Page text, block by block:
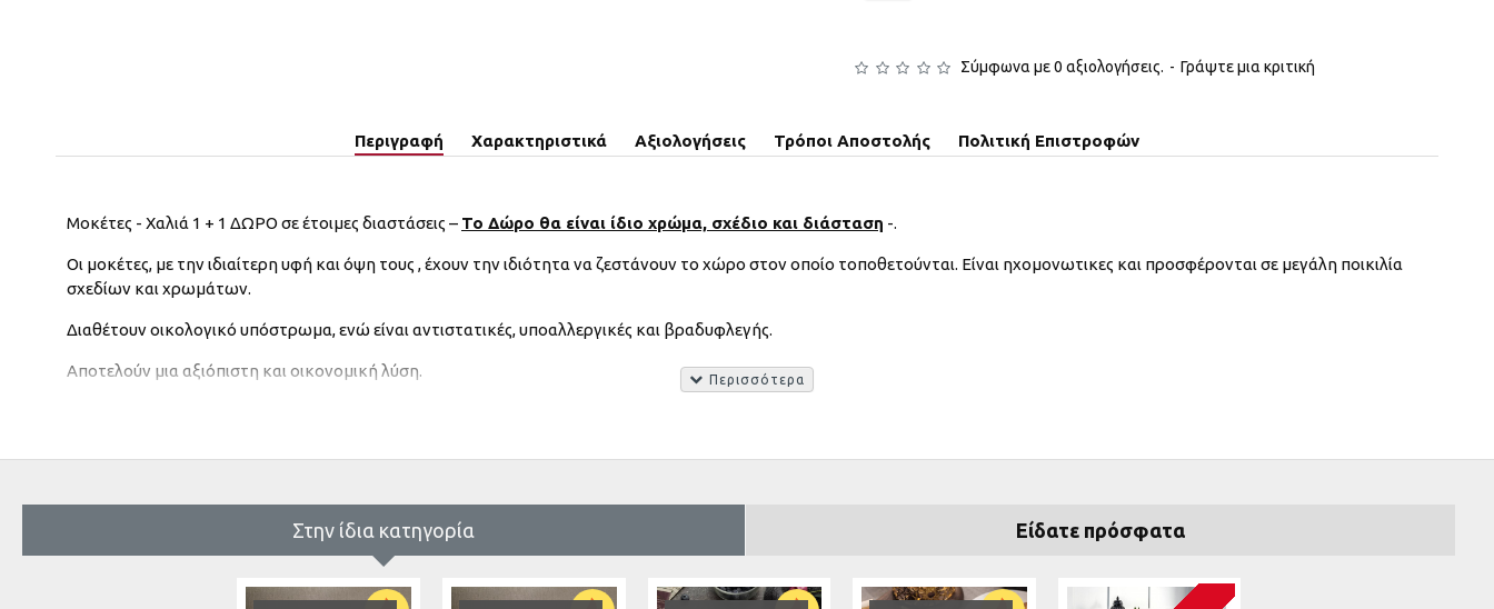
Σύμφωνα με 0 αξιολογήσεις. - Γράψτε μια κριτική
Περιγραφή Χαρακτηριστικά Αξιολογήσεις Τρόποι Αποστολής Πολιτική Επιστροφών
Μοκέτες - Χαλιά 1 + 1 ΔΩΡΟ σε έτοιμες διαστάσεις – Το Δώρο θα είναι ίδιο χρώμα, σχέδιο και διάσταση -.
Οι μοκέτες, με την ιδιαίτερη υφή και όψη τους , έχουν την ιδιότητα να ζεστάνουν το χώρο στον οποίο τοποθετούνται. Είναι ηχομονωτικες και προσφέρονται σε μεγάλη ποικιλία
σχεδίων και χρωμάτων.
Διαθέτουν οικολογικό υπόστρωμα, ενώ είναι αντιστατικές, υποαλλεργικές και βραδυφλεγής.
Αποτελούν μια αξιόπιστη και οικονομική λύση.
Στην ίδια κατηγορία Είδατε πρόσφατα